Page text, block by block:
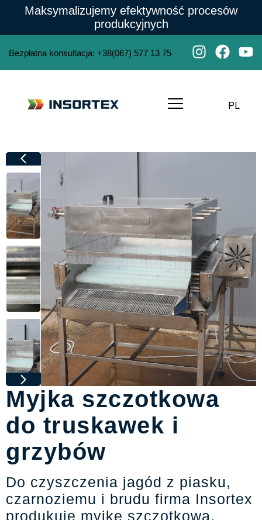
Maksymalizujemy efektywność procesów
produkcyjnych
Bezpłatna konsultacja: +38(067) 577 13 75
PL
Myjka szczotkowa
do truskawek i
grzybów
Do czyszczenia jagód z piasku,
czarnoziemu i brudu firma Insortex
produkuje myjkę szczotkową.